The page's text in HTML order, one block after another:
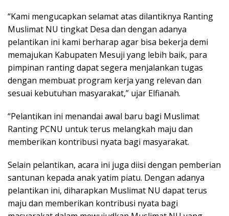
“Kami mengucapkan selamat atas dilantiknya Ranting
Muslimat NU tingkat Desa dan dengan adanya
pelantikan ini kami berharap agar bisa bekerja demi
memajukan Kabupaten Mesuji yang lebih baik, para
pimpinan ranting dapat segera menjalankan tugas
dengan membuat program kerja yang relevan dan
sesuai kebutuhan masyarakat,” ujar Elfianah.
“Pelantikan ini menandai awal baru bagi Muslimat
Ranting PCNU untuk terus melangkah maju dan
memberikan kontribusi nyata bagi masyarakat.
Selain pelantikan, acara ini juga diisi dengan pemberian
santunan kepada anak yatim piatu. Dengan adanya
pelantikan ini, diharapkan Muslimat NU dapat terus
maju dan memberikan kontribusi nyata bagi